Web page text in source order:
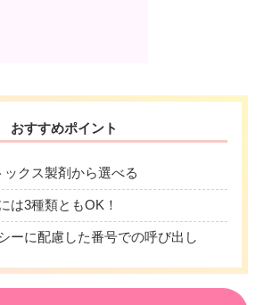
おすすめポイント
ックス製剤から選べる
は3種類ともOK！
ーに配慮した番号での呼び出し